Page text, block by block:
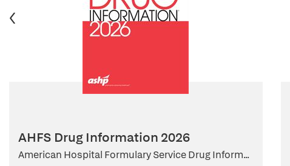
AHFS Drug Information 2026
American Hospital Formulary Service Drug Inform...